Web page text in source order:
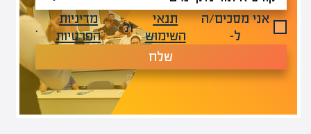
אני מסכים/ה
ל-
תנאי
השימוש
ול-
מדיניות
הפרטיות
.
שלח